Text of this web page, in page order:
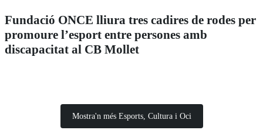
Fundació ONCE lliura tres cadires de rodes per
promoure l’esport entre persones amb
discapacitat al CB Mollet
Mostra'n més Esports, Cultura i Oci